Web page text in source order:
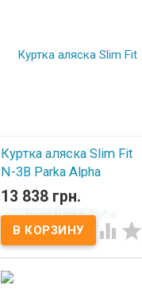
Куртка аляска Slim Fit
N-3B Parka Alpha
Industries Brown/Red
В наличии
13 838 грн.
 